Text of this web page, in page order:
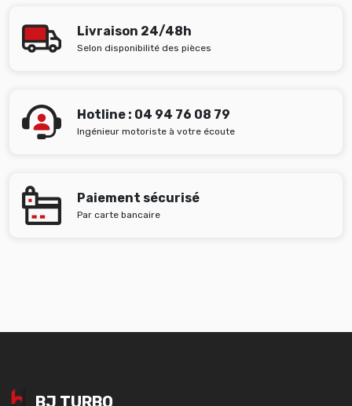
Livraison 24/48h
Selon disponibilité des pièces
Hotline : 04 94 76 08 79
Ingénieur motoriste à votre écoute
Paiement sécurisé
Par carte bancaire
BJ TURBO